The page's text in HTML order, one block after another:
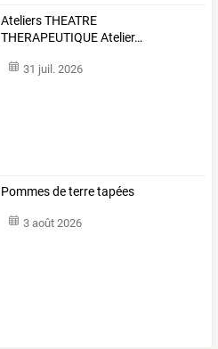
AteliersTHEATRE
THERAPEUTIQUEAtelier…
31 juil. 2026
Pommes de terre tapées
3 août 2026